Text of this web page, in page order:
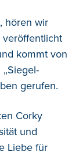
hören wir
veröffentlicht
kommt von
gerufen.
Corky
und
Liebe für